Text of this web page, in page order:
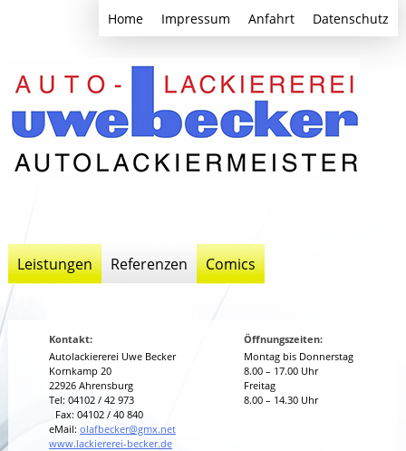
Home Impressum Anfahrt Datenschutz
Leistungen Referenzen Comics
Kontakt:
Autolackiererei Uwe Becker
Kornkamp 20
22926 Ahrensburg
Tel: 04102 / 42 973
Fax: 04102 / 40 840
eMail: olafbecker@gmx.net
www.lackiererei-becker.de
Öffnungszeiten:
Montag bis Donnerstag
8.00 – 17.00 Uhr
Freitag
8.00 – 14.30 Uhr